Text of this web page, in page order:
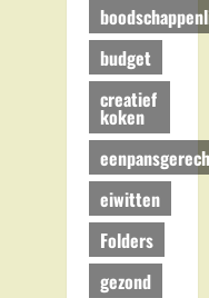
budget
creatief
koken
eiwitten
Folders
gezond